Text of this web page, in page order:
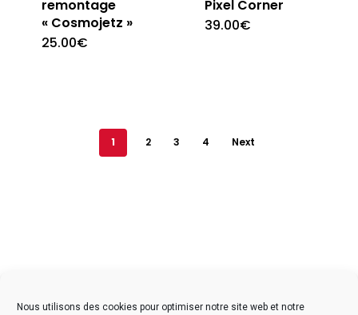
Nous utilisons des cookies pour optimiser notre site web et notre
remontage
« Cosmojetz »
25.00€
Pixel Corner
39.00€
1 2 3 4 Next